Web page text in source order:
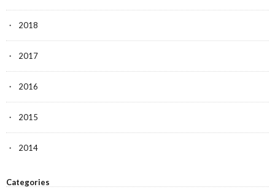
2018
2017
2016
2015
2014
Categories